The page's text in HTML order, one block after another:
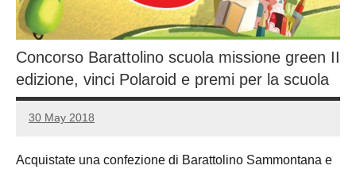
Concorso Barattolino scuola missione green II
edizione, vinci Polaroid e premi per la scuola
30 May 2018
Luca
No
Acquistate una confezione di Barattolino Sammontana e